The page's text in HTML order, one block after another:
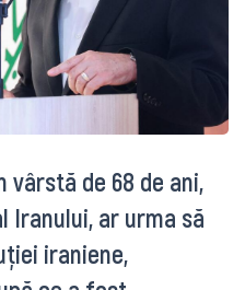
vârstă de 68 de ani,
Iranului, ar urma să
iraniene,